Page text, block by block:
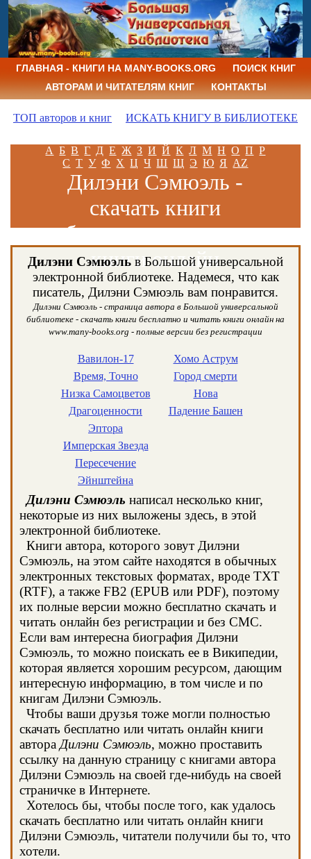
ГЛАВНАЯ - КНИГИ НА MANY-BOOKS.ORG
ПОИСК КНИГ
АВТОРАМ И ЧИТАТЕЛЯМ КНИГ
КОНТАКТЫ
ТОП авторов и книг ИСКАТЬ КНИГУ В БИБЛИОТЕКЕ
А Б В Г Д Е Ж З И Й К Л М Н О П Р
С Т У Ф Х Ц Ч Ш Щ Э Ю Я AZ
Дилэни Сэмюэль -
скачать книги
бесплатно и читать
книги онлайн
Дилэни Сэмюэль в Большой универсальной
электронной библиотеке. Надемеся, что как
писатель, Дилэни Сэмюэль вам понравится.
Дилэни Сэмюэль - страница автора в Большой универсальной
библиотеке - скачать книги бесплатно и читать книги онлайн на
www.many-books.org - полные версии без регистрации
Вавилон-17
Время, Точно
Низка Самоцветов
Драгоценности
Эптора
Имперская Звезда
Пересечение
Эйнштейна
Хомо Аструм
Город смерти
Нова
Падение Башен
Дилэни Сэмюэль написал несколько книг,
некоторые из них выложены здесь, в этой
электронной библиотеке.
Книги автора, которого зовут Дилэни
Сэмюэль, на этом сайте находятся в обычных
электронных текстовых форматах, вроде TXT
(RTF), а также FB2 (EPUB или PDF), поэтому
их полные версии можно бесплатно скачать и
читать онлайн без регистрации и без СМС.
Если вам интересна биография Дилэни
Сэмюэль, то можно поискать ее в Википедии,
которая является хорошим ресурсом, дающим
интересную информацию, в том числе и по
книгам Дилэни Сэмюэль.
Чтобы ваши друзья тоже могли полностью
скачать бесплатно или читать онлайн книги
автора Дилэни Сэмюэль, можно проставить
ссылку на данную страницу с книгами автора
Дилэни Сэмюэль на своей где-нибудь на своей
страничке в Интернете.
Хотелось бы, чтобы после того, как удалось
скачать бесплатно или читать онлайн книги
Дилэни Сэмюэль, читатели получили бы то, что
хотели.